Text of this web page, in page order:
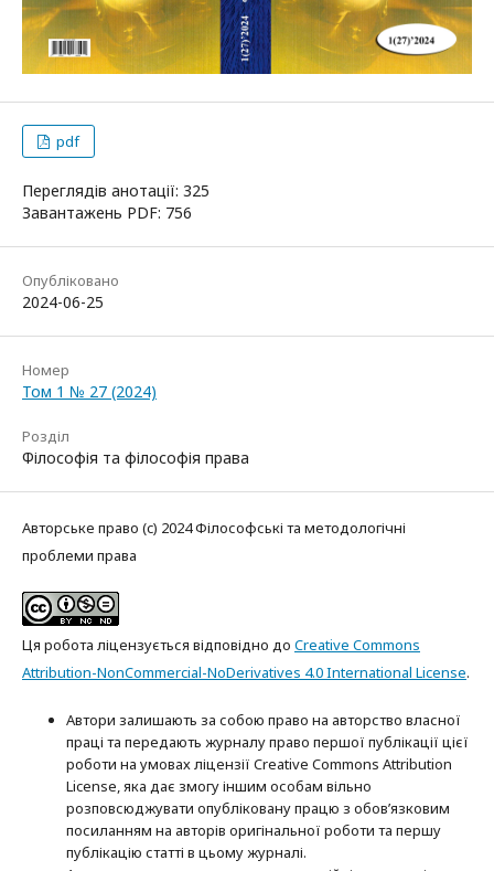
pdf
Переглядів анотації: 325
Завантажень PDF: 756
Опубліковано
2024-06-25
Номер
Том 1 № 27 (2024)
Розділ
Філософія та філософія права
Авторське право (c) 2024 Філософські та методологічні
проблеми права
Ця робота ліцензується відповідно до Creative Commons
Attribution-NonCommercial-NoDerivatives 4.0 International License.
Автори залишають за собою право на авторство власної
праці та передають журналу право першої публікації цієї
роботи на умовах ліцензії Creative Commons Attribution
License, яка дає змогу іншим особам вільно
розповсюджувати опубліковану працю з обов’язковим
посиланням на авторів оригінальної роботи та першу
публікацію статті в цьому журналі.